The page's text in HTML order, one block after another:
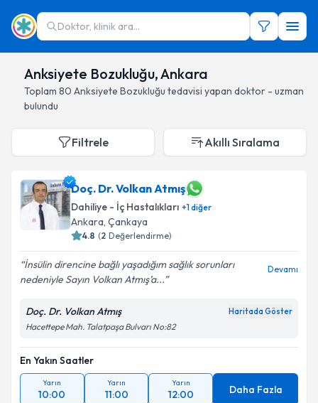
Doktor, klinik ara...
Anksiyete Bozukluğu, Ankara
Toplam 80 Anksiyete Bozukluğu tedavisi yapan doktor - uzman
bulundu
Filtrele Akıllı Sıralama
Doç. Dr. Volkan Atmış
Dahiliye - İç Hastalıkları +1diğer
Ankara, Çankaya
4.8 (2 Değerlendirme)
İnsülin direncine bağlı yaşadığım sağlık sorunları
nedeniyle Sayın Volkan Atmış’a...
Devamı
Doç. Dr. Volkan Atmış Haritada Göster
Hacettepe Mah. Talatpaşa Bulvarı No:82
En Yakın Saatler
Yarın
10:00
Yarın
11:00
Yarın
12:00 Daha Fazla